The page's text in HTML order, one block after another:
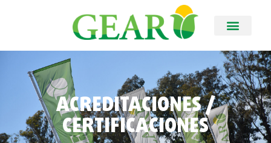
ACREDITACIONES /
CERTIFICACIONES